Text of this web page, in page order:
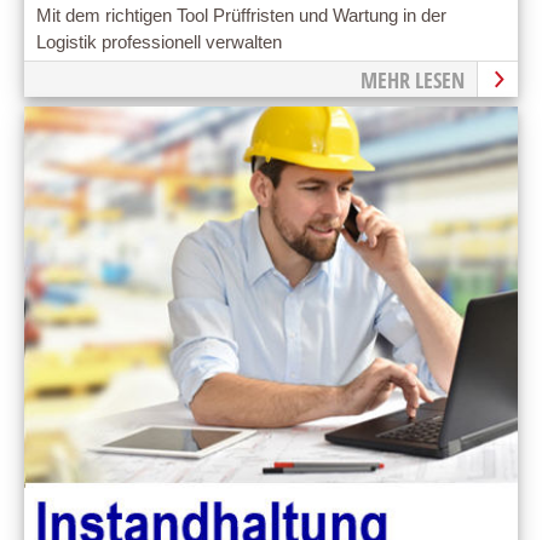
Mit dem richtigen Tool Prüffristen und Wartung in der
Logistik professionell verwalten
MEHR LESEN